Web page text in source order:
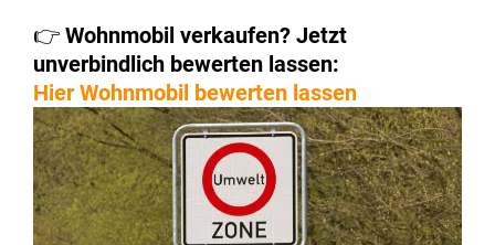
👉 Wohnmobil verkaufen? Jetzt
unverbindlich bewerten lassen:
Hier Wohnmobil bewerten lassen